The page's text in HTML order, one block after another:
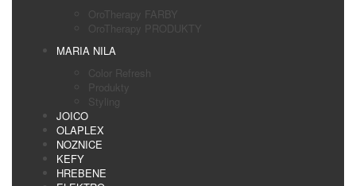
OroTherapy FARBY
OroTherapy PRODUKTY
MARIA NILA
Color Refresh
Produkty
Styling
JOICO
OLAPLEX
NOZNICE
KEFY
HREBENE